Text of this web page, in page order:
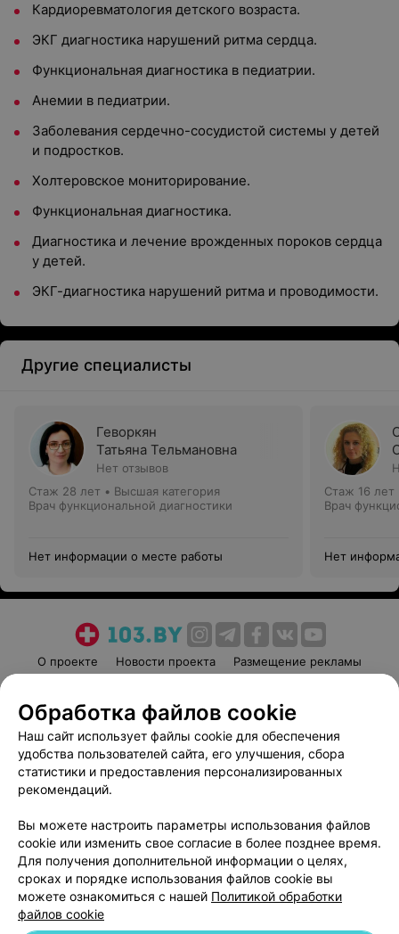
Кардиоревматология детского возраста.
ЭКГ диагностика нарушений ритма сердца.
Функциональная диагностика в педиатрии.
Анемии в педиатрии.
Заболевания сердечно-сосудистой системы у детей
и подростков.
Холтеровское мониторирование.
Функциональная диагностика.
Диагностика и лечение врожденных пороков сердца
у детей.
ЭКГ-диагностика нарушений ритма и проводимости.
Другие специалисты
Геворкян
Татьяна Тельмановна
Нет отзывов
Стаж 28 лет • Высшая категория
Врач функциональной диагностики
Нет информации о месте работы
Стаж 16 лет
Врач
Нет
О проекте Новости проекта
Размещение рекламы
Пользовательское соглашение
Способы оплаты
Вакансии
Партнеры
Написать руководителю 103.by
Обработка персональных данных
Обработка файлов cookie
Наш сайт использует файлы cookie для обеспечения
удобства пользователей сайта, его улучшения, сбора
статистики и предоставления персонализированных
рекомендаций.
Вы можете настроить параметры использования файлов
cookie или изменить свое согласие в более позднее время.
Для получения дополнительной информации о целях,
сроках и порядке использования файлов cookie вы
можете ознакомиться с нашей Политикой обработки
файлов cookie